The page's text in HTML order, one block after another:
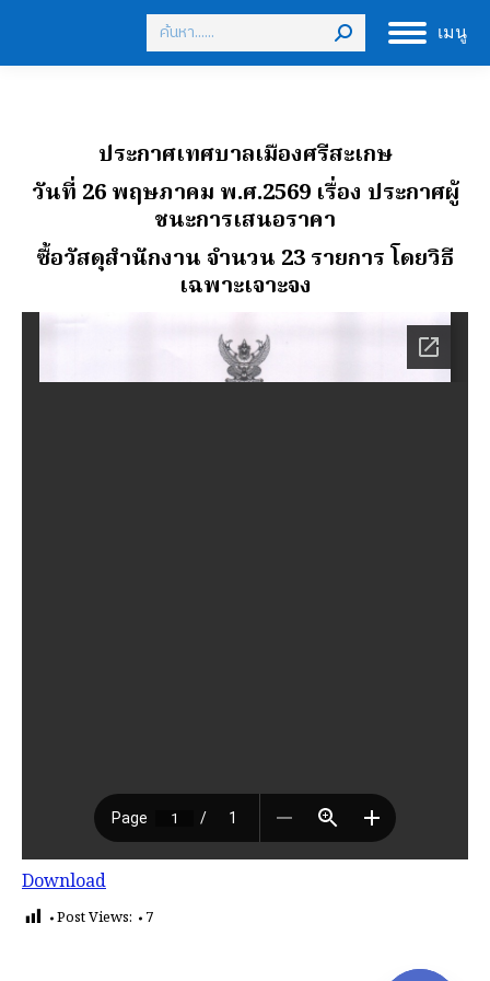
เมนู
Search:
ประกาศเทศบาลเมืองศรีสะเกษ
วันที่ 26 พฤษภาคม พ.ศ.2569 เรื่อง ประกาศผู้
ชนะการเสนอราคา
ซื้อวัสดุสํานักงาน จํานวน 23 รายการ โดยวิธี
เฉพาะเจาะจง
Download
Post Views: 7